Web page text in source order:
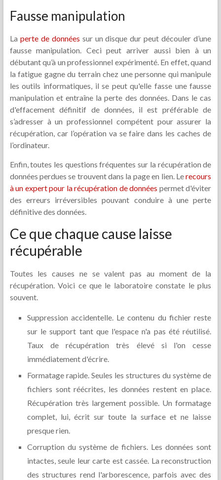
Fausse manipulation
La perte de données sur un disque dur peut découler d’une
fausse manipulation. Ceci peut arriver aussi bien à un
débutant qu’à un professionnel expérimenté. En effet, quand
la fatigue gagne du terrain chez une personne qui manipule
les outils informatiques, il se peut qu'elle fasse une fausse
manipulation et entraîne la perte des données. Dans le cas
d'effacement définitif de données, il est préférable de
s’adresser à un professionnel compétent pour assurer la
récupération, car l’opération va se faire dans les caches de
l’ordinateur.
Enfin, toutes les questions fréquentes sur la récupération de
données perdues se trouvent dans la page en lien. Lerecours
à un expert pour la récupération de données permet d'éviter
des erreurs irréversibles pouvant conduire à une perte
définitive des données.
Ce que chaque cause laisse
récupérable
Toutes les causes ne se valent pas au moment de la
récupération. Voici ce que le laboratoire constate le plus
souvent.
Suppression accidentelle. Le contenu du fichier reste
sur le support tant que l'espace n'a pas été réutilisé.
Taux de récupération très élevé si l'on cesse
immédiatement d'écrire.
Formatage rapide. Seules les structures du système de
fichiers sont réécrites, les données restent en place.
Récupération très largement possible. Un formatage
complet, lui, écrit sur toute la surface et ne laisse
presque rien.
Corruption du système de fichiers. Les données sont
intactes, seule leur carte est cassée. La reconstruction
des structures rend l'arborescence, parfois avec des